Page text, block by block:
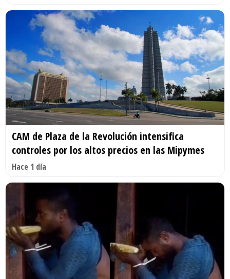
CAM de Plaza de la Revolución intensifica
controles por los altos precios en las Mipymes
Hace 1 día